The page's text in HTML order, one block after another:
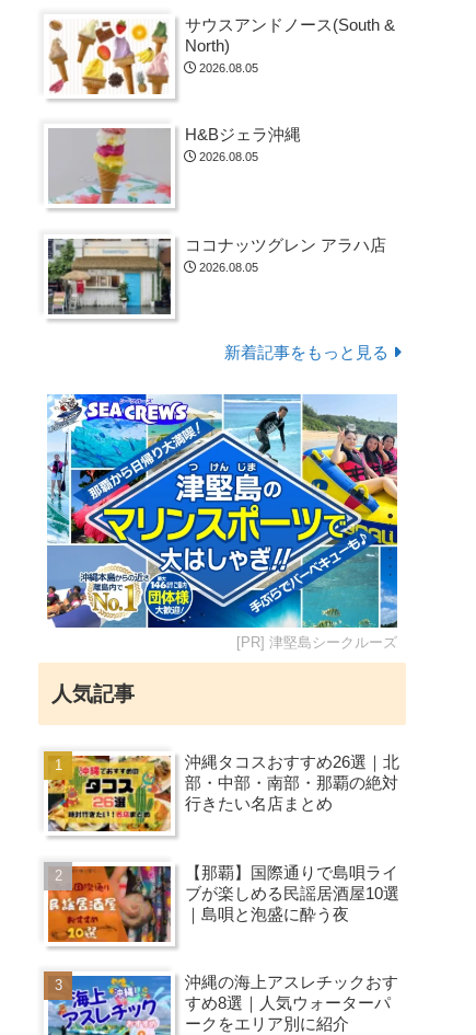
サウスアンドノース(South &
North)
2026.08.05
H&Bジェラ沖縄
2026.08.05
ココナッツグレン アラハ店
2026.08.05
新着記事をもっと見る
[PR] 津堅島シークルーズ
人気記事
沖縄タコスおすすめ26選｜北
部・中部・南部・那覇の絶対
行きたい名店まとめ
【那覇】国際通りで島唄ライ
ブが楽しめる民謡居酒屋10選
｜島唄と泡盛に酔う夜
沖縄の海上アスレチックおす
すめ8選｜人気ウォーターパ
ークをエリア別に紹介